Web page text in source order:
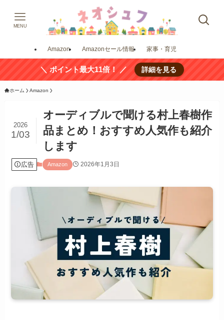
MENU
Amazon Amazonセール情報 家事・育児
＼ ポイント最大11倍！ ／ 詳細を見る
ホーム Amazon
オーディブルで聞ける村上春樹作
品まとめ！おすすめ人気作も紹介
します
2026
1/03
広告 Amazon 2026年1月3日